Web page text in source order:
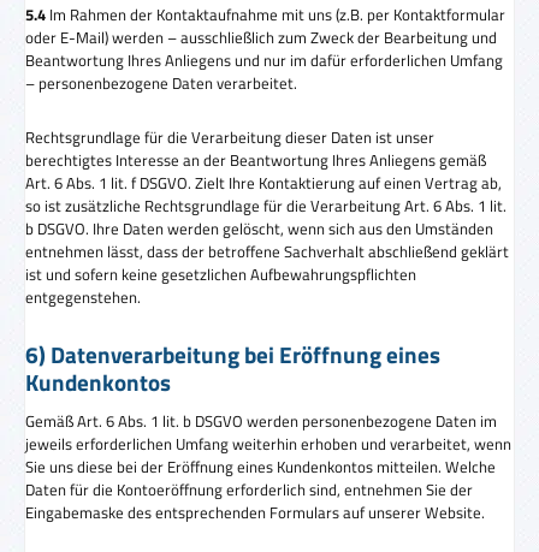
5.4 Im Rahmen der Kontaktaufnahme mit uns (z.B. per Kontaktformular
oder E-Mail) werden – ausschließlich zum Zweck der Bearbeitung und
Beantwortung Ihres Anliegens und nur im dafür erforderlichen Umfang
– personenbezogene Daten verarbeitet.
Rechtsgrundlage für die Verarbeitung dieser Daten ist unser
berechtigtes Interesse an der Beantwortung Ihres Anliegens gemäß
Art. 6 Abs. 1 lit. f DSGVO. Zielt Ihre Kontaktierung auf einen Vertrag ab,
so ist zusätzliche Rechtsgrundlage für die Verarbeitung Art. 6 Abs. 1 lit.
b DSGVO. Ihre Daten werden gelöscht, wenn sich aus den Umständen
entnehmen lässt, dass der betroffene Sachverhalt abschließend geklärt
ist und sofern keine gesetzlichen Aufbewahrungspflichten
entgegenstehen.
6) Datenverarbeitung bei Eröffnung eines
Kundenkontos
Gemäß Art. 6 Abs. 1 lit. b DSGVO werden personenbezogene Daten im
jeweils erforderlichen Umfang weiterhin erhoben und verarbeitet, wenn
Sie uns diese bei der Eröffnung eines Kundenkontos mitteilen. Welche
Daten für die Kontoeröffnung erforderlich sind, entnehmen Sie der
Eingabemaske des entsprechenden Formulars auf unserer Website.